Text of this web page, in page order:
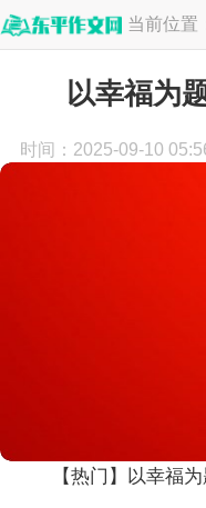
当前位置
以幸福为
时间：2025-09-10
【热门】以幸福